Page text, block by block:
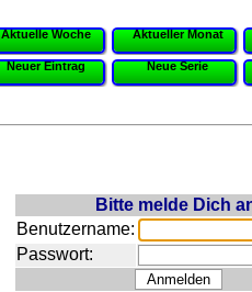
Aktuelle Woche Aktueller Monat
Neuer Eintrag Neue Serie
Bitte melde Dich
Benutzername:
Passwort: